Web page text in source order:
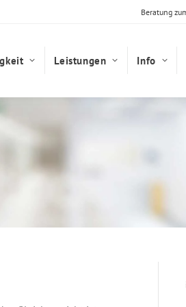
Beratung
Leistungen Info